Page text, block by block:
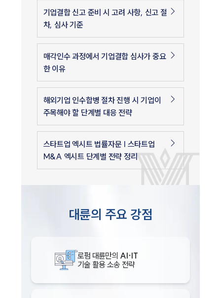
기업결합 신고 준비 시 고려 사항, 신고 절
차, 심사 기준
매각인수 과정에서 기업결합 심사가 중요
한 이유
해외기업 인수합병 절차 진행 시 기업이
주목해야 할 단계별 대응 전략
스타트업 엑시트 법률자문 | 스타트업
M&A 엑시트 단계별 전략 정리
대륜의 주요 강점
로펌 대륜만의 AI·IT
기술 활용 소송 전략